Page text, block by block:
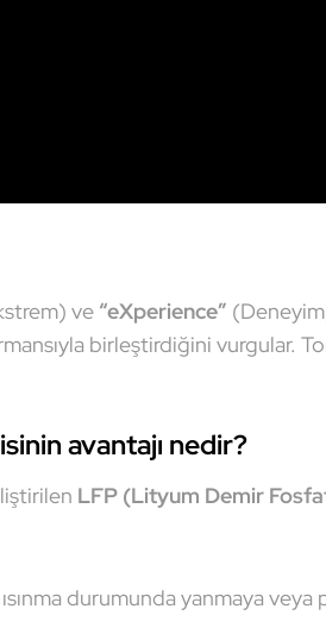
ve “eXperience”
birleştirdiğini vurgular.
avantajı nedir?
LFP (Lityum Demir
durumunda yanmaya veya